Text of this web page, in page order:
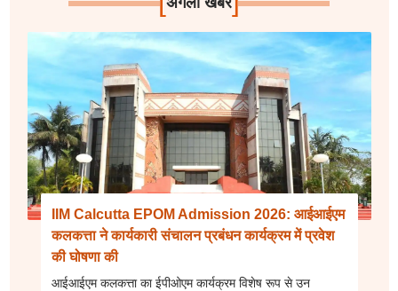
IIM Calcutta EPOM Admission 2026: आईआईएम
कलकत्ता ने कार्यकारी संचालन प्रबंधन कार्यक्रम में प्रवेश
की घोषणा की
आईआईएम कलकत्ता का ईपीओएम कार्यक्रम विशेष रूप से उन